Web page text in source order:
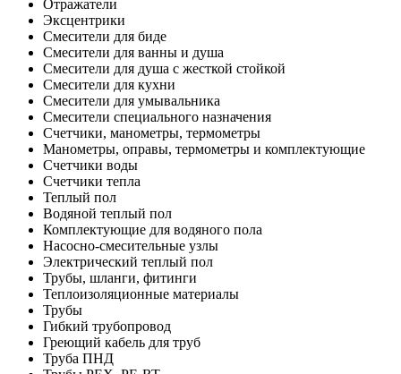
Отражатели
Эксцентрики
Смесители для биде
Смесители для ванны и душа
Смесители для душа с жесткой стойкой
Смесители для кухни
Смесители для умывальника
Смесители специального назначения
Счетчики, манометры, термометры
Манометры, оправы, термометры и комплектующие
Счетчики воды
Счетчики тепла
Теплый пол
Водяной теплый пол
Комплектующие для водяного пола
Насосно-смесительные узлы
Электрический теплый пол
Трубы, шланги, фитинги
Теплоизоляционные материалы
Трубы
Гибкий трубопровод
Греющий кабель для труб
Труба ПНД